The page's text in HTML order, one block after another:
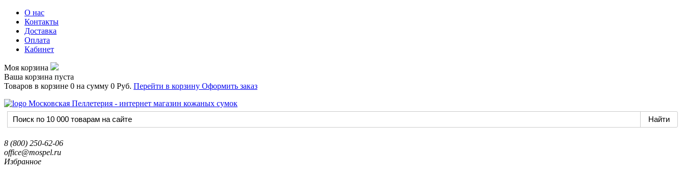
О нас
Контакты
Доставка
Оплата
Кабинет
Моя корзина
Ваша корзина пуста
Товаров в корзине 0 на сумму 0 Руб. Перейти в корзину Оформить заказ
8 (800) 250-62-06
office@mospel.ru
Избранное